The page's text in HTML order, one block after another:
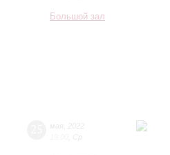
Большой зал